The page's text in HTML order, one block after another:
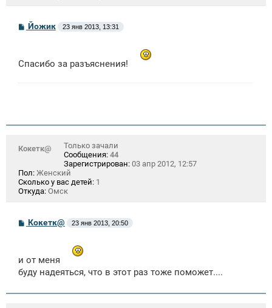
С
е
Йожик 23 янв 2013, 13:31
Спасибо за разъяснения!
Кокетк@
Только зачали
Сообщения: 44
Зарегистрирован: 03 апр 2012, 12:57
Пол: Женский
Сколько у вас детей: 1
Откуда: Омск
С
о
е
н
Кокетк@ 23 янв 2013, 20:50
и от меня
буду надеяться, что в этот раз тоже поможет....